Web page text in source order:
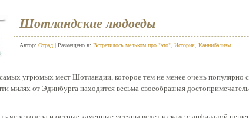
Шотландские людоеды
Автор: Отрад | Размещено в: Встретилось мельком про "это", История, Каннибализм
угрюмых мест Шотландии, которое тем не менее очень популярно
милях от Эдинбурга находится весьма своеобразная